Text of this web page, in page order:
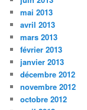
mai 2013
avril 2013
mars 2013
février 2013
janvier 2013
décembre 2012
novembre 2012
octobre 2012